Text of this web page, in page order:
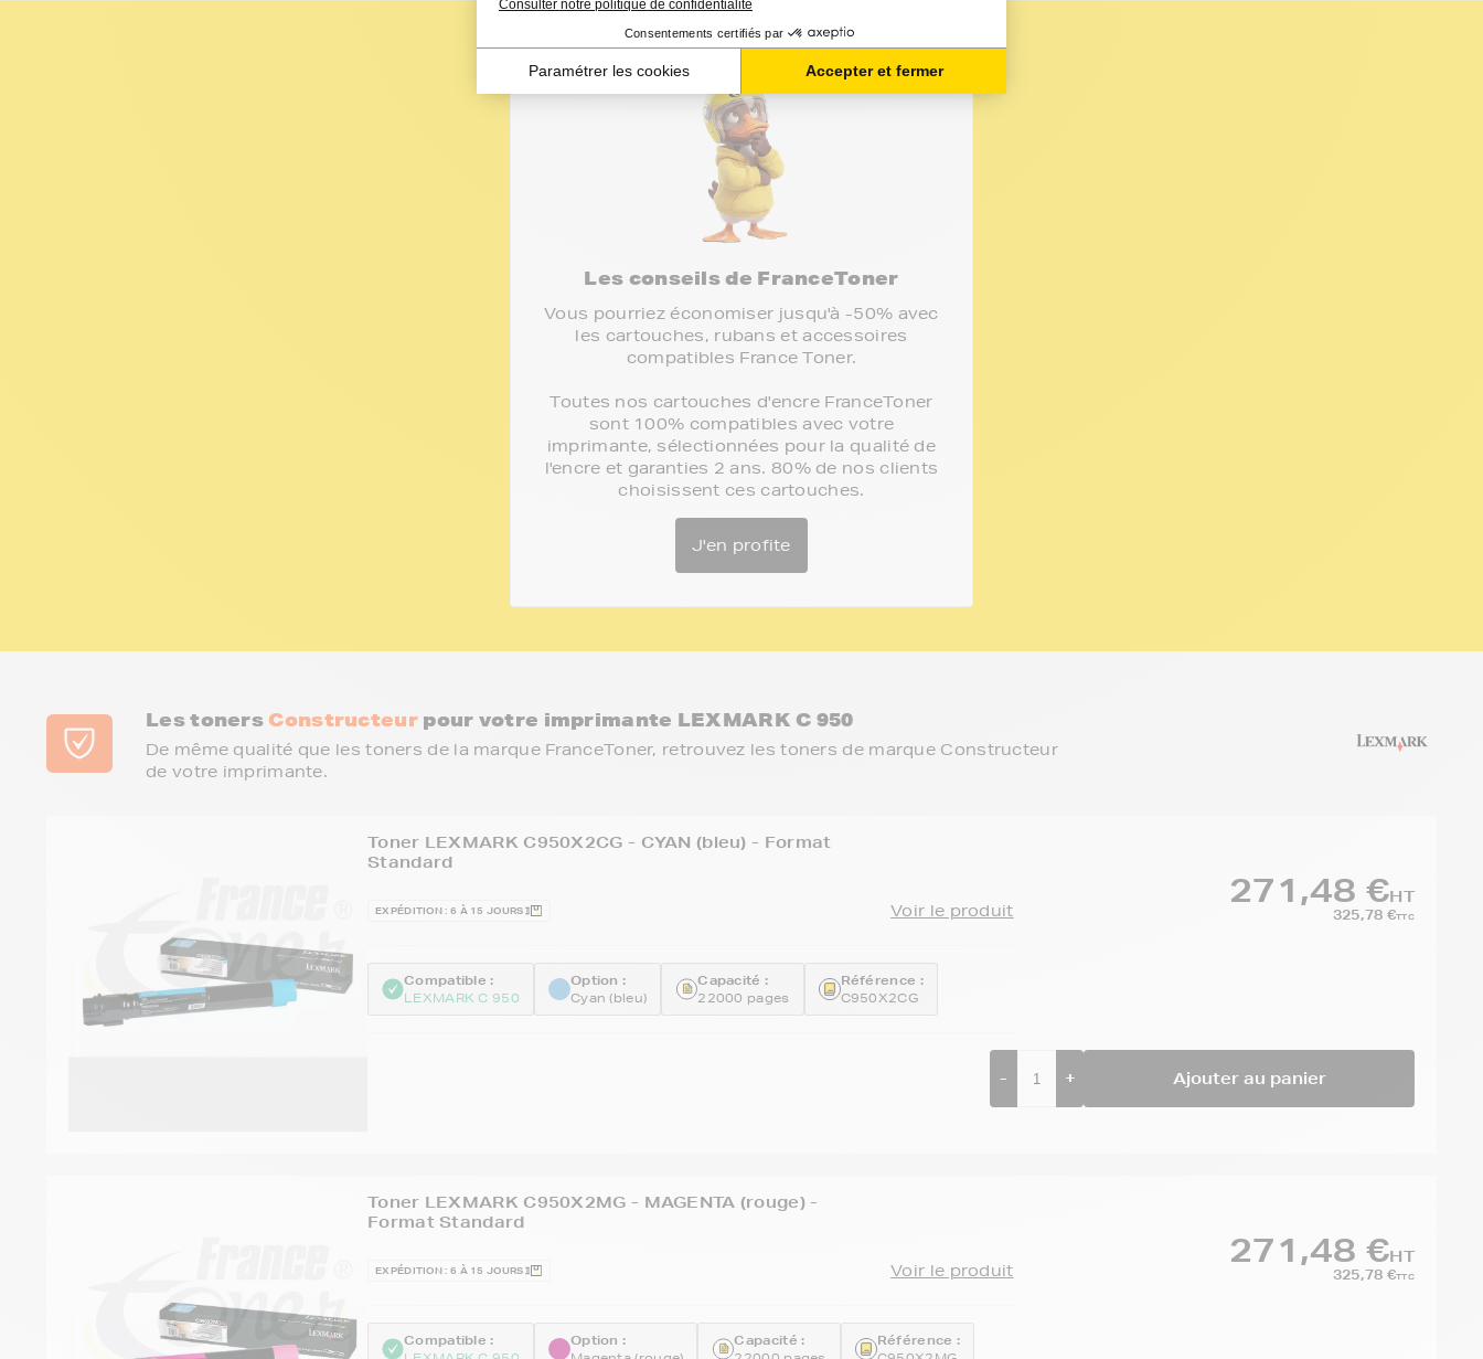
Les conseils de FranceToner
Vous pourriez économiser jusqu'à -50% avec
les cartouches, rubans et accessoires
compatibles France Toner.
Toutes nos cartouches d'encre FranceToner
sont 100% compatibles avec votre
imprimante, sélectionnées pour la qualité de
l'encre et garanties 2 ans. 80% de nos clients
choisissent ces cartouches.
J'en profite
Les toners Constructeurpour votre imprimante LEXMARK C 950
De même qualité que les toners de la marque FranceToner, retrouvez les toners de marque Constructeur
de votre imprimante.
Toner LEXMARK C950X2CG - CYAN (bleu) - Format
Standard
EXPÉDITION : 6 À 15 JOURS Voir le produit
Compatible :
LEXMARK C 950
Option :
Cyan (bleu)
Capacité :
22000 pages
Référence :
C950X2CG
271,48 €HT
325,78 €TTC
- + Ajouter au panier
Toner LEXMARK C950X2MG - MAGENTA (rouge) -
Format Standard
EXPÉDITION : 6 À 15 JOURS Voir le produit
Compatible : Option : Capacité : Référence :
271,48 €HT
325,78 €TTC